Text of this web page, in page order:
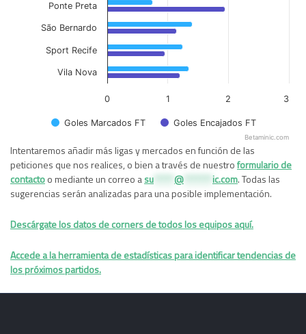
Goles Marcados FT Goles Encajados FT
0 1 2 3
Ponte Preta
São Bernardo
Sport Recife
Vila Nova
Betaminic.com
End of interactive chart.
Intentaremos añadir más ligas y mercados en función de las
peticiones que nos realices, o bien a través de nuestroformulario de
contactoo mediante un correo asu @ ic.com. Todas las
sugerencias serán analizadas para una posible implementación.
Descárgate los datos de corners de todos los equipos aquí.
Accede a la herramienta de estadísticas para identificar tendencias de
los próximos partidos.